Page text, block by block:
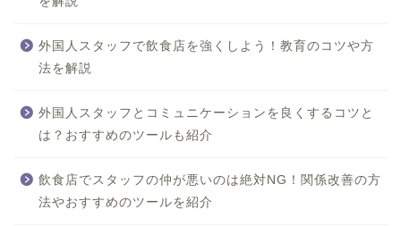
外国人スタッフで飲食店を強くしよう！教育のコツや方
法を解説
外国人スタッフとコミュニケーションを良くするコツと
は？おすすめのツールも紹介
飲食店でスタッフの仲が悪いのは絶対NG！関係改善の方
法やおすすめのツールを紹介